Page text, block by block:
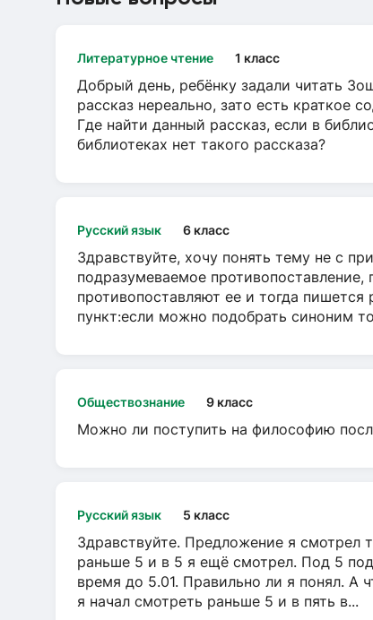
Литературное чтение 1 класс
Добрый день, ребёнку задали читать
рассказ нереально, зато есть краткое
Где найти данный рассказ, если в
библиотеках нет такого рассказа?
Русский язык 6 класс
Здравствуйте, хочу понять тему не с
подразумеваемое
противопоставляют ее и тогда
пункт:если можно подобрать синоним
Обществознание 9 класс
Можно ли поступить на философию
Русский язык 5 класс
Здравствуйте. Предложение я смотрел
раньше 5 и в 5 я ещё смотрел. Под 5
время до 5.01. Правильно ли я понял. А
я начал смотреть раньше 5 и в пять в...